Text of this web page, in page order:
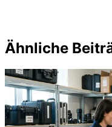
Ähnliche